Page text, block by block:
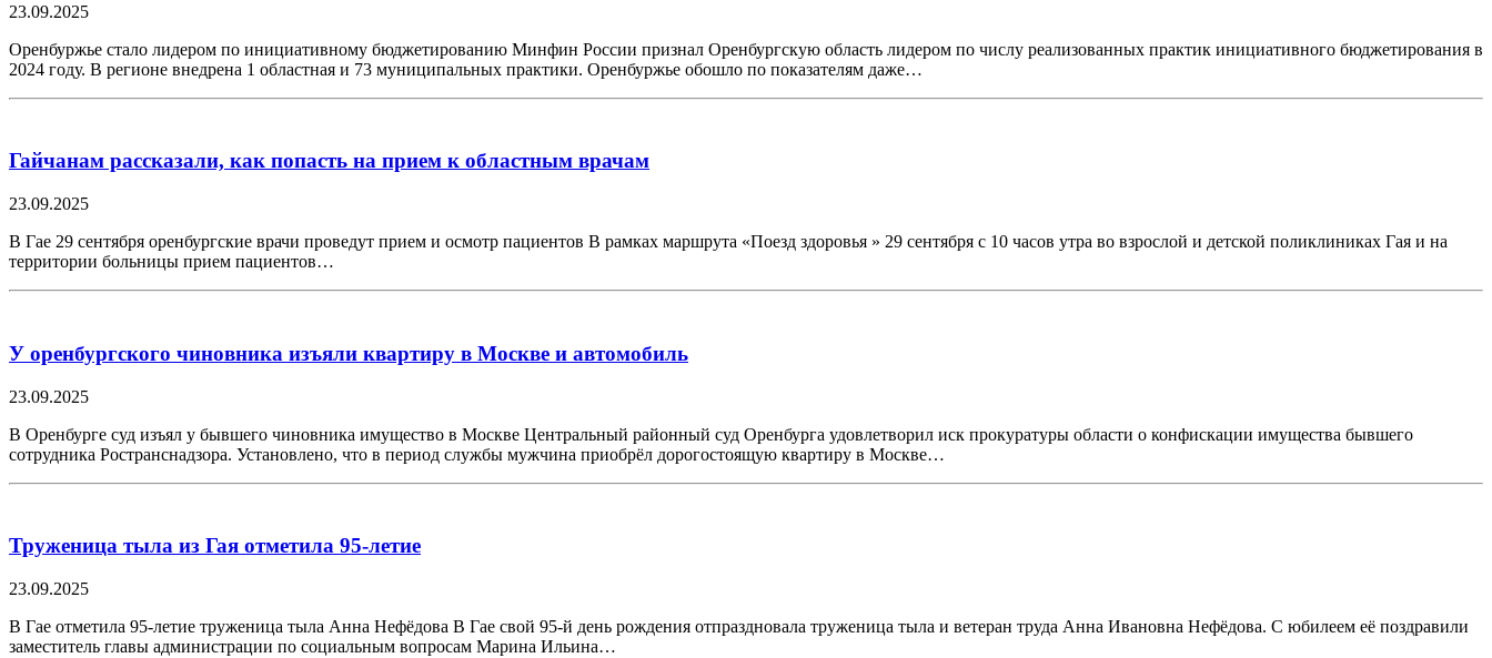
23.09.2025
Оренбуржье стало лидером по инициативному бюджетированию Минфин России признал Оренбургскую область лидером по числу реализованных практик инициативного бюджетирования в
2024 году. В регионе внедрена 1 областная и 73 муниципальных практики. Оренбуржье обошло по показателям даже…
Гайчанам рассказали, как попасть на прием к областным врачам
23.09.2025
В Гае 29 сентября оренбургские врачи проведут прием и осмотр пациентов В рамках маршрута «Поезд здоровья » 29 сентября с 10 часов утра во взрослой и детской поликлиниках Гая и на
территории больницы прием пациентов…
У оренбургского чиновника изъяли квартиру в Москве и автомобиль
23.09.2025
В Оренбурге суд изъял у бывшего чиновника имущество в Москве Центральный районный суд Оренбурга удовлетворил иск прокуратуры области о конфискации имущества бывшего
сотрудника Ространснадзора. Установлено, что в период службы мужчина приобрёл дорогостоящую квартиру в Москве…
Труженица тыла из Гая отметила 95-летие
23.09.2025
В Гае отметила 95-летие труженица тыла Анна Нефёдова В Гае свой 95-й день рождения отпраздновала труженица тыла и ветеран труда Анна Ивановна Нефёдова. С юбилеем её поздравили
заместитель главы администрации по социальным вопросам Марина Ильина…